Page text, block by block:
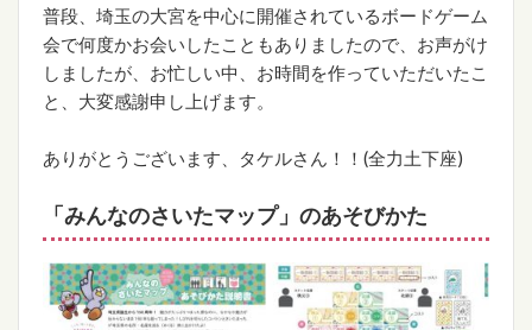
普段、埼玉の大宮を中心に開催されているボードゲーム
会で何度かお会いしたこともありましたので、お声がけ
しましたが、お忙しい中、お時間を作っていただいたこ
と、大変感謝申し上げます。
ありがとうございます、タケルさん！！(全力土下座)
「みんなのさいたマップ」のあそびかた